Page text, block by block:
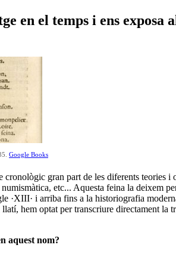
en el temps i ens exposa
Google Books
cronològic gran part de les diferents teories
etc... Aquesta feina la deixem
·XIII· i arriba fins a la historiografia
hem optat per transcriure directament
aquest nom?